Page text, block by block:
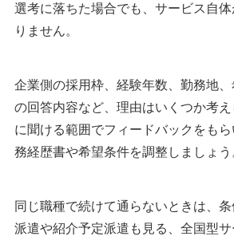
選考に落ちた場合でも、サービス自
りません。
企業側の採用枠、経験年数、勤務地
の回答内容など、理由はいくつか考
に聞ける範囲でフィードバックをも
務経歴書や希望条件を調整しましょう
同じ職種で続けて通らないときは、条
派遣や紹介予定派遣も見る、全国型